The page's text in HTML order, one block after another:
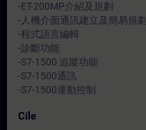
-ET-200MP介紹及規劃
-人機介面通訊建立及簡易規劃
-程式語言編輯
-診斷功能
-S7-1500 追蹤功能
-S7-1500通訊
-S7-1500運動控制
Cíle